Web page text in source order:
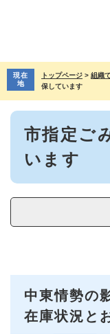
先
で
を
ば
現在
地
トップページ > 組織
保しています
本
市指定ご
います
中東情勢の
在庫状況と